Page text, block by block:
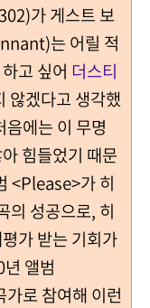
가 게스트 보
는 어릴 적
고 싶어 더스티
않겠다고 생각했
에는 이 무명
힘들었기 때문
<Please>가 히
의 성공으로, 히
가 받는 기회가
앨범
로 참여해 이런